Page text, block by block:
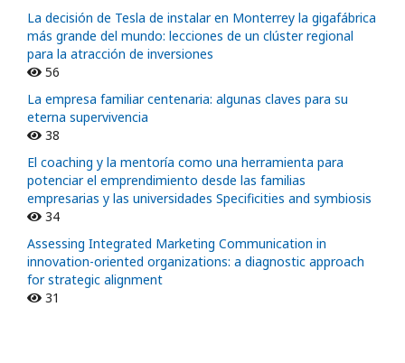
La decisión de Tesla de instalar en Monterrey la gigafábrica
más grande del mundo: lecciones de un clúster regional
para la atracción de inversiones
56
La empresa familiar centenaria: algunas claves para su
eterna supervivencia
38
El coaching y la mentoría como una herramienta para
potenciar el emprendimiento desde las familias
empresarias y las universidades Specificities and symbiosis
34
Assessing Integrated Marketing Communication in
innovation-oriented organizations: a diagnostic approach
for strategic alignment
31